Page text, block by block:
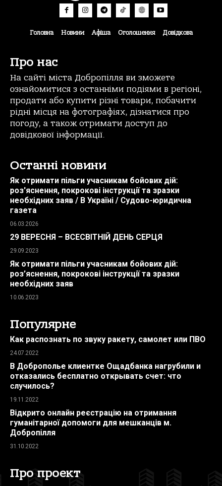
Головна Новини Афіша Оголошення Довідкова
Про нас
На сайті міста Добропілля ви зможете
ознайомитися з останніми подіями в регіоні,
продати або купити різні товари, побачити
рідні місця на фотографіях, дізнатися про
погоду, а також отримати доступ до
довідкової інформації.
Останні новини
Як отримати пільги учасникам бойових дій:
роз'яснення, покрокові інструкції та зразки
необхідних заяв / В Україні / Судово-юридична
газета
06.03.2026
29 ВЕРЕСНЯ – ВСЕСВІТНІЙ ДЕНЬ СЕРЦЯ
29.09.2023
Як отримати пільги учасникам бойових дій:
роз’яснення, покрокові інструкції та зразки
необхідних заяв
10.06.2023
Популярне
Как распознать по звуку ракету, самолет или ПВО
24.07.2022
В Доброполье клиентке Ощадбанка нагрубили и
отказались бесплатно открывать счет: что
случилось?
19.11.2022
Відкрито онлайн реєстрацію на отримання
гуманітарної допомоги для мешканців м.
Добропілля
31.10.2022
Про проект